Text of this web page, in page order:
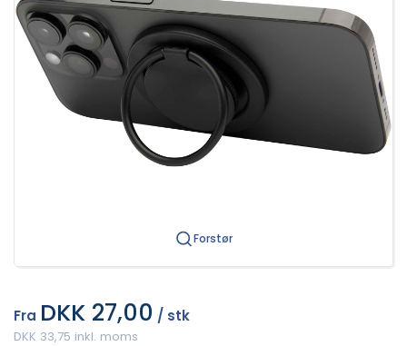
Forstør
Fra DKK 27,00 / stk
DKK 33,75 inkl. moms